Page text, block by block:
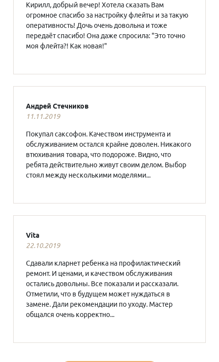
Кирилл, добрый вечер! Хотела сказать Вам
огромное спасибо за настройку флейты и за такую
оперативность! Дочь очень довольна и тоже
передаёт спасибо! Она даже спросила: "Это точно
моя флейта?! Как новая!"
Андрей Стечников
11.11.2019
Покупал саксофон. Качеством инструмента и
обслуживанием остался крайне доволен. Никакого
втюхивания товара, что подороже. Видно, что
ребята действительно живут своим делом. Выбор
стоял между несколькими моделями...
Vita
22.10.2019
Сдавали кларнет ребенка на профилактический
ремонт. И ценами, и качеством обслуживания
остались довольны. Все показали и рассказали.
Отметили, что в будущем может нуждаться в
замене. Дали рекомендации по уходу. Мастер
общался очень корректно...